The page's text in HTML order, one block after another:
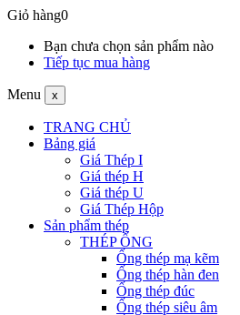
Giỏ hàng0
Bạn chưa chọn sản phẩm nào
Tiếp tục mua hàng
Menu x
TRANG CHỦ
Bảng giá
Giá Thép I
Giá thép H
Giá thép U
Giá Thép Hộp
Sản phẩm thép
THÉP ỐNG
Ống thép mạ kẽm
Ống thép hàn đen
Ống thép đúc
Ống thép siêu âm